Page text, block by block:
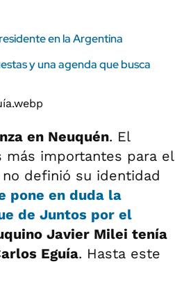
en la Argentina
y una agenda que busca
en Neuquén. El
importantes para el
definió su identidad
pone en duda la
de Juntos por el
Javier Milei tenía
Eguía. Hasta este